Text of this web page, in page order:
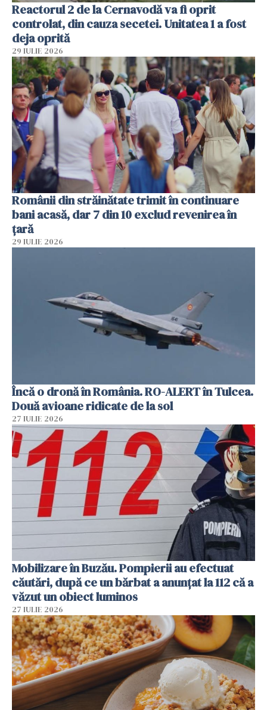
Reactorul 2 de la Cernavodă va fi oprit
controlat, din cauza secetei. Unitatea 1 a fost
deja oprită
29 IULIE 2026
Românii din străinătate trimit în continuare
bani acasă, dar 7 din 10 exclud revenirea în
țară
29 IULIE 2026
Încă o dronă în România. RO-ALERT în Tulcea.
Două avioane ridicate de la sol
27 IULIE 2026
Mobilizare în Buzău. Pompierii au efectuat
căutări, după ce un bărbat a anunțat la 112 că a
văzut un obiect luminos
27 IULIE 2026